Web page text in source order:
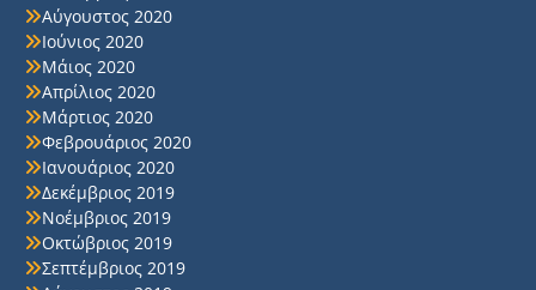
Αύγουστος 2020
Ιούνιος 2020
Μάιος 2020
Απρίλιος 2020
Μάρτιος 2020
Φεβρουάριος 2020
Ιανουάριος 2020
Δεκέμβριος 2019
Νοέμβριος 2019
Οκτώβριος 2019
Σεπτέμβριος 2019